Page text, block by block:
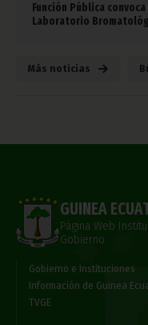
Función Pública
Laboratorio
Más noticias
GUINEA
Página Web
Gobierno
Gobierno e Instituciones
Información de Guinea
TVGE